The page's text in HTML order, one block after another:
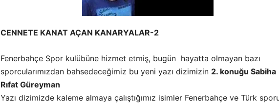
CENNETE KANAT AÇAN KANARYALAR-2
Fenerbahçe Spor kulübüne hizmet etmiş, bugün hayatta olmayan bazı
sporcularımızdan bahsedeceğimiz bu yeni yazı dizimizin 2. konuğu Sabiha
Rıfat Güreyman
Yazı dizimizde kaleme almaya çalıştığımız isimler Fenerbahçe ve Türk